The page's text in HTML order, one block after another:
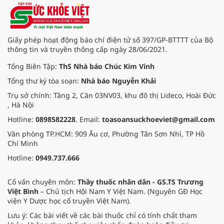
Giấy phép hoạt động báo chí điện tử số 397/GP-BTTTT của Bộ
thông tin và truyền thông cấp ngày 28/06/2021.
Tổng Biên Tập: ThS Nhà báo Chúc Kim Vinh
Tổng thư ký tòa soạn: Nhà báo Nguyễn Khải
Trụ sở chính: Tầng 2, Căn 03NV03, khu đô thị Lideco, Hoài Đức
, Hà Nội
Hotline: 0898582228. Email: toasoansuckhoeviet@gmail.com
Văn phòng TP.HCM: 909 Âu cơ, Phường Tân Sơn Nhì, TP Hồ
Chí Minh
Hotline: 0949.737.666
Cố vấn chuyên môn: Thầy thuốc nhân dân - GS.TS Trương
Việt Bình – Chủ tịch Hội Nam Y Việt Nam. (Nguyên GĐ Học
viện Y Dược học cổ truyền Việt Nam).
Lưu ý: Các bài viết về các bài thuốc chỉ có tính chất tham